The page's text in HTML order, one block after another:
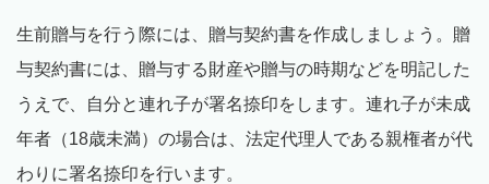
生前贈与を行う際には、贈与契約書を作成しましょう。贈
与契約書には、贈与する財産や贈与の時期などを明記した
うえで、自分と連れ子が署名捺印をします。連れ子が未成
年者（18歳未満）の場合は、法定代理人である親権者が代
わりに署名捺印を行います。